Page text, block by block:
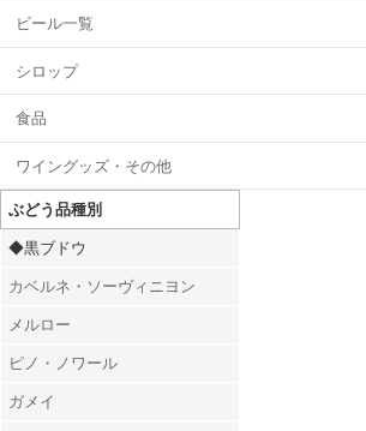
ビール一覧
シロップ
食品
ワイングッズ・その他
ぶどう品種別
◆黒ブドウ
カベルネ・ソーヴィニヨン
メルロー
ピノ・ノワール
ガメイ